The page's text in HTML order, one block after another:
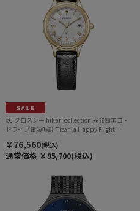
xC クロスシー hikari collection 光発電エコ・
ドライブ電波時計 Titania Happy Flight
￥76,560(税込)
通常価格￥95,700(税込)